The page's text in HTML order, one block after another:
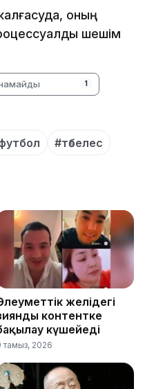
оның
шешім
1
#төбелес
желідегі
контентке
күшейеді
тамыз, 2026